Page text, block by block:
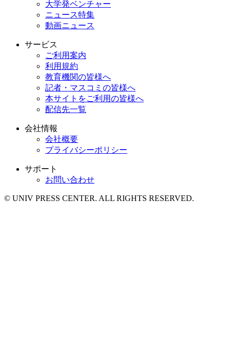
大学発ベンチャー
ニュース特集
動画ニュース
サービス
ご利用案内
利用規約
教育機関の皆様へ
記者・マスコミの皆様へ
本サイトをご利用の皆様へ
配信先一覧
会社情報
会社概要
プライバシーポリシー
サポート
お問い合わせ
© UNIV PRESS CENTER. ALL RIGHTS RESERVED.